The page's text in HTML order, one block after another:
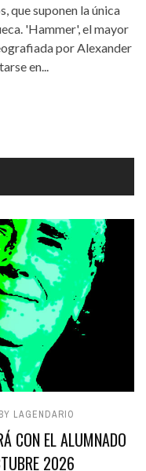
que suponen la única
'Hammer', el mayor
por Alexander
en...
BY LAGENDARIO
CON EL ALUMNADO
2026